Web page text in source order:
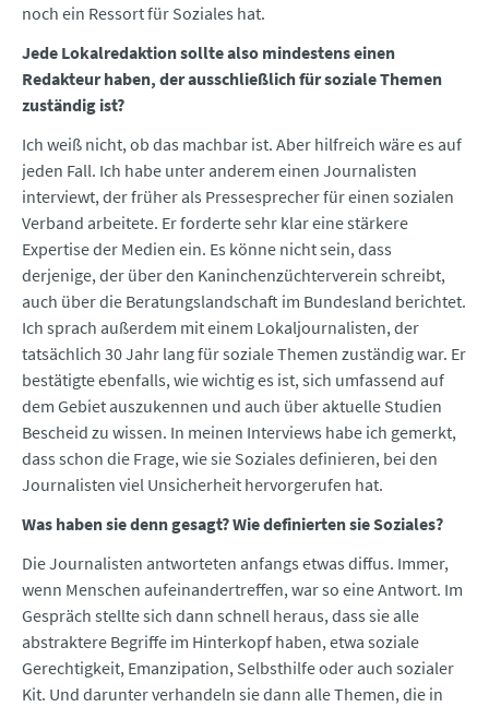
noch ein Ressort für Soziales hat.
Jede Lokalredaktion sollte also mindestens einen
Redakteur haben, der ausschließlich für soziale Themen
zuständig ist?
Ich weiß nicht, ob das machbar ist. Aber hilfreich wäre es auf
jeden Fall. Ich habe unter anderem einen Journalisten
interviewt, der früher als Pressesprecher für einen sozialen
Verband arbeitete. Er forderte sehr klar eine stärkere
Expertise der Medien ein. Es könne nicht sein, dass
derjenige, der über den Kaninchenzüchterverein schreibt,
auch über die Beratungslandschaft im Bundesland berichtet.
Ich sprach außerdem mit einem Lokaljournalisten, der
tatsächlich 30 Jahr lang für soziale Themen zuständig war. Er
bestätigte ebenfalls, wie wichtig es ist, sich umfassend auf
dem Gebiet auszukennen und auch über aktuelle Studien
Bescheid zu wissen. In meinen Interviews habe ich gemerkt,
dass schon die Frage, wie sie Soziales definieren, bei den
Journalisten viel Unsicherheit hervorgerufen hat.
Was haben sie denn gesagt? Wie definierten sie Soziales?
Die Journalisten antworteten anfangs etwas diffus. Immer,
wenn Menschen aufeinandertreffen, war so eine Antwort. Im
Gespräch stellte sich dann schnell heraus, dass sie alle
abstraktere Begriffe im Hinterkopf haben, etwa soziale
Gerechtigkeit, Emanzipation, Selbsthilfe oder auch sozialer
Kit. Und darunter verhandeln sie dann alle Themen, die in